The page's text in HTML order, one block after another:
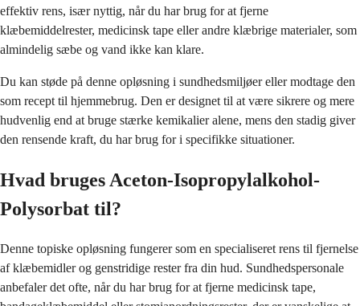
effektiv rens, især nyttig, når du har brug for at fjerne
klæbemiddelrester, medicinsk tape eller andre klæbrige materialer, som
almindelig sæbe og vand ikke kan klare.
Du kan støde på denne opløsning i sundhedsmiljøer eller modtage den
som recept til hjemmebrug. Den er designet til at være sikrere og mere
hudvenlig end at bruge stærke kemikalier alene, mens den stadig giver
den rensende kraft, du har brug for i specifikke situationer.
Hvad bruges Aceton-Isopropylalkohol-
Polysorbat til?
Denne topiske opløsning fungerer som en specialiseret rens til fjernelse
af klæbemidler og genstridige rester fra din hud. Sundhedspersonale
anbefaler det ofte, når du har brug for at fjerne medicinsk tape,